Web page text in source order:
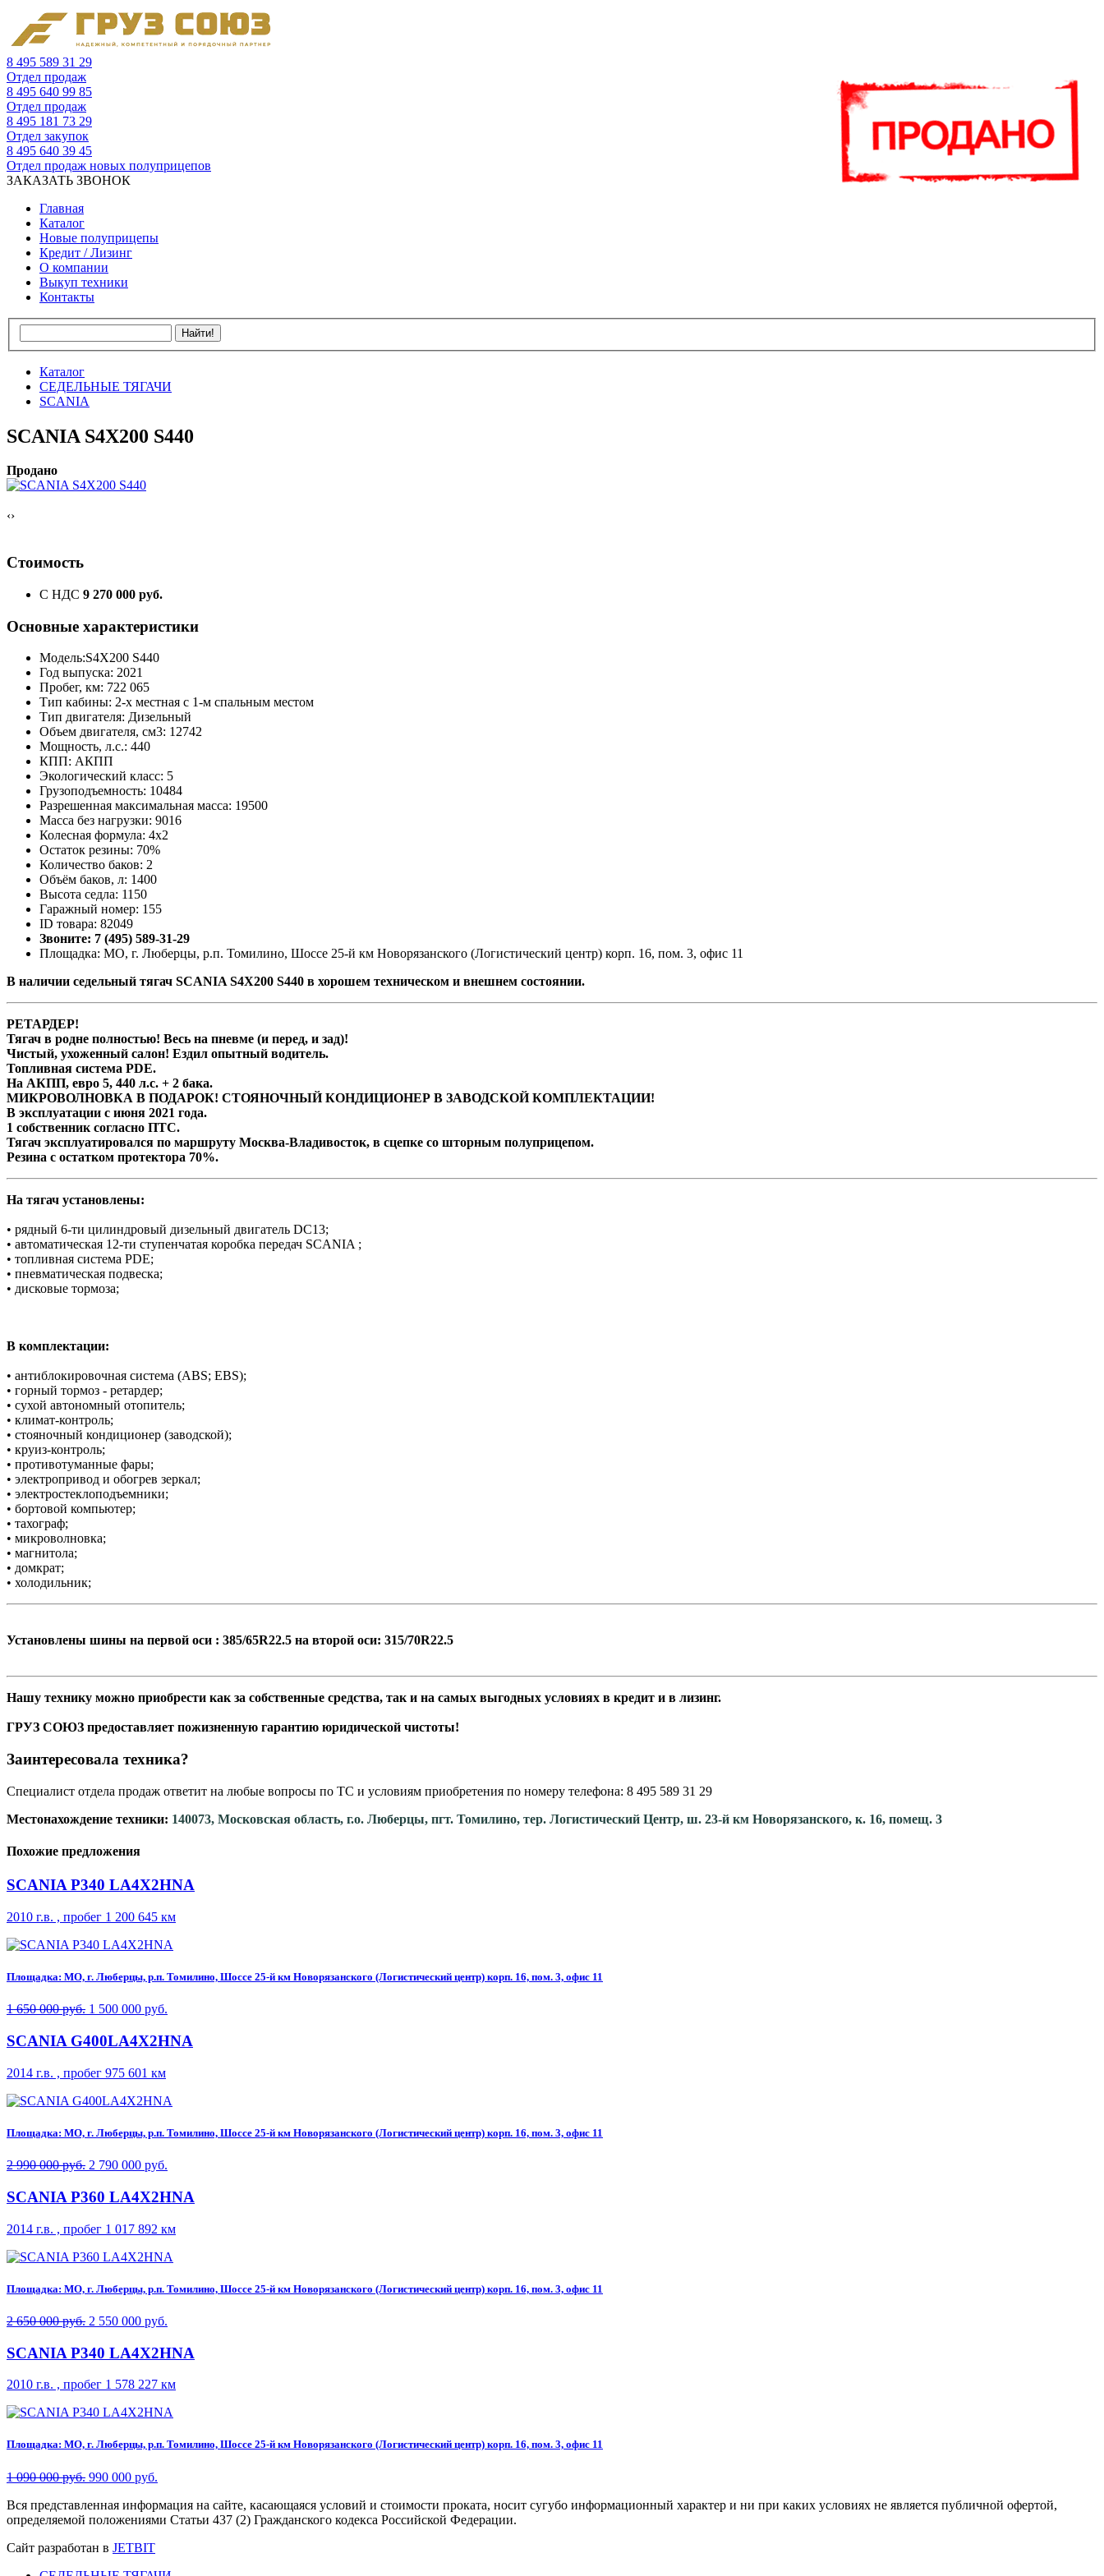
8 495 589 31 29
Отдел продаж
8 495 640 99 85
Отдел продаж
8 495 181 73 29
Отдел закупок
8 495 640 39 45
Отдел продаж новых полуприцепов
ЗАКАЗАТЬ ЗВОНОК
Главная
Каталог
Новые полуприцепы
Кредит / Лизинг
О компании
Выкуп техники
Контакты
Каталог
СЕДЕЛЬНЫЕ ТЯГАЧИ
SCANIA
SCANIA S4Х200 S440
Продано
‹›
Стоимость
С НДС 9 270 000 руб.
Основные характеристики
Модель:S4Х200 S440
Год выпуска: 2021
Пробег, км: 722 065
Тип кабины: 2-х местная с 1-м спальным местом
Тип двигателя: Дизельный
Объем двигателя, см3: 12742
Мощность, л.с.: 440
КПП: АКПП
Экологический класс: 5
Грузоподъемность: 10484
Разрешенная максимальная масса: 19500
Масса без нагрузки: 9016
Колесная формула: 4х2
Остаток резины: 70%
Количество баков: 2
Объём баков, л: 1400
Высота седла: 1150
Гаражный номер: 155
ID товара: 82049
Звоните: 7 (495) 589-31-29
Площадка: МО, г. Люберцы, р.п. Томилино, Шоссе 25-й км Новорязанского (Логистический центр) корп. 16, пом. 3, офис 11
В наличии седельный тягач SCANIA S4Х200 S440 в хорошем техническом и внешнем состоянии.
РЕТАРДЕР!
Тягач в родне полностью! Весь на пневме (и перед, и зад)!
Чистый, ухоженный салон! Ездил опытный водитель.
Топливная система PDE.
На АКПП, евро 5, 440 л.с. + 2 бака.
МИКРОВОЛНОВКА В ПОДАРОК! СТОЯНОЧНЫЙ КОНДИЦИОНЕР В ЗАВОДСКОЙ КОМПЛЕКТАЦИИ!
В эксплуатации с июня 2021 года.
1 собственник согласно ПТС.
Тягач эксплуатировался по маршруту Москва-Владивосток, в сцепке со шторным полуприцепом.
Резина с остатком протектора 70%.
На тягач установлены:
• рядный 6-ти цилиндровый дизельный двигатель DC13;
• автоматическая 12-ти ступенчатая коробка передач SCANIA ;
• топливная система PDE;
• пневматическая подвеска;
• дисковые тормоза;
В комплектации:
• антиблокировочная система (АBS; EBS);
• горный тормоз - ретардер;
• сухой автономный отопитель;
• климат-контроль;
• стояночный кондиционер (заводской);
• круиз-контроль;
• противотуманные фары;
• электропривод и обогрев зеркал;
• электростеклоподъемники;
• бортовой компьютер;
• тахограф;
• микроволновка;
• магнитола;
• домкрат;
• холодильник;
Установлены шины на первой оси : 385/65R22.5 на второй оси: 315/70R22.5
Нашу технику можно приобрести как за собственные средства, так и на самых выгодных условиях в кредит и в лизинг.
ГРУЗ СОЮЗ предоставляет пожизненную гарантию юридической чистоты!
Заинтересовала техника?
Специалист отдела продаж ответит на любые вопросы по ТС и условиям приобретения по номеру телефона: 8 495 589 31 29
Местонахождение техники: 140073, Московская область, г.о. Люберцы, пгт. Томилино, тер. Логистический Центр, ш. 23-й км Новорязанского, к. 16, помещ. 3
Похожие предложения
SCANIA P340 LA4X2HNA
2010 г.в. , пробег 1 200 645 км
Площадка: МО, г. Люберцы, р.п. Томилино, Шоссе 25-й км Новорязанского (Логистический центр) корп. 16, пом. 3, офис 11
1 650 000 руб. 1 500 000 руб.
SCANIA G400LA4X2HNA
2014 г.в. , пробег 975 601 км
Площадка: МО, г. Люберцы, р.п. Томилино, Шоссе 25-й км Новорязанского (Логистический центр) корп. 16, пом. 3, офис 11
2 990 000 руб. 2 790 000 руб.
SCANIA P360 LA4X2HNA
2014 г.в. , пробег 1 017 892 км
Площадка: МО, г. Люберцы, р.п. Томилино, Шоссе 25-й км Новорязанского (Логистический центр) корп. 16, пом. 3, офис 11
2 650 000 руб. 2 550 000 руб.
SCANIA P340 LA4X2HNA
2010 г.в. , пробег 1 578 227 км
Площадка: МО, г. Люберцы, р.п. Томилино, Шоссе 25-й км Новорязанского (Логистический центр) корп. 16, пом. 3, офис 11
1 090 000 руб. 990 000 руб.
Вся представленная информация на сайте, касающаяся условий и стоимости проката, носит сугубо информационный характер и ни при каких условиях не является публичной офертой,
определяемой положениями Статьи 437 (2) Гражданского кодекса Российской Федерации.
Сайт разработан в JETBIT